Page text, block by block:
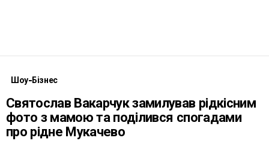
Шоу-Бізнес
Святослав Вакарчук замилував рідкісним
фото з мамою та поділився спогадами
про рідне Мукачево